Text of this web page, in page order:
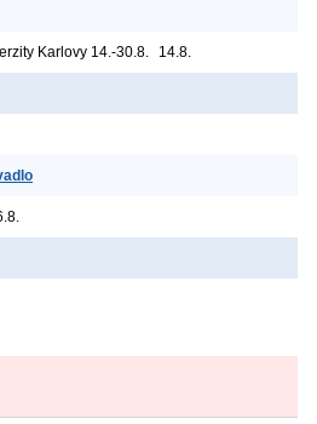
Karlovy 14.-30.8. 14.8.